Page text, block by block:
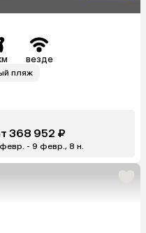
везде
пляж
368 952 ₽
- 9 февр., 8 н.